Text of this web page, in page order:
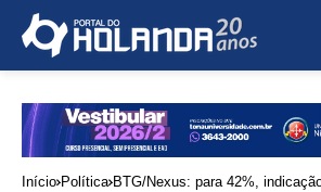
Início Política BTG/Nexus: para 42%,